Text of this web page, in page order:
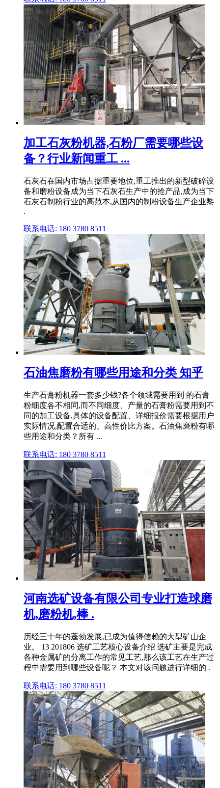
加工石灰粉机器,石粉厂需要哪些设
备？行业新闻重工 ...
石灰石在国内市场占据重要地位,重工推出的新型破碎设
备和磨粉设备成为当下石灰石生产中的抢产品,成为当下
石灰石制粉行业的高范本,从国内的制粉设备生产企业黎
.
联系电话: 180 3780 8511
石油焦磨粉有哪些用途和分类 知乎
生产石膏粉机器一套多少钱?各个领域需要用到 的石膏
粉细度各不相同,而不同细度、产量的石膏粉需要用到不
同的加工设备,具体的设备配置、详细报价需要根据用户
实际情况,配置合适的、高性价比方案。石油焦磨粉有哪
些用途和分类？所有 ...
联系电话: 180 3780 8511
河南选矿设备有限公司专业打造球磨
机,磨粉机,棒 .
历经三十年的蓬勃发展,已成为值得信赖的大型矿山企
业。 13 201806 选矿工艺核心设备介绍 选矿主要是完成
各种金属矿的分离工作的常见工艺,那么该工艺在生产过
程中需要用到哪些设备呢？ 本文对该问题进行详细的 .
联系电话: 180 3780 8511